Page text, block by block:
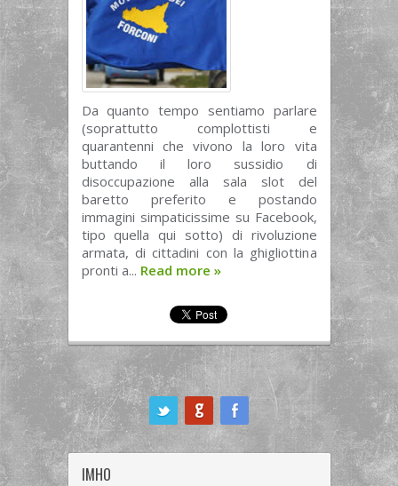
Da quanto tempo sentiamo parlare
(soprattutto complottisti e
quarantenni che vivono la loro vita
buttando il loro sussidio di
disoccupazione alla sala slot del
baretto preferito e postando
immagini simpaticissime su Facebook,
tipo quella qui sotto) di rivoluzione
armata, di cittadini con la ghigliottina
pronti a... Read more »
IMHO